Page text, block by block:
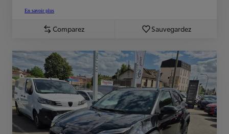
En savoir plus
Comparez Sauvegardez